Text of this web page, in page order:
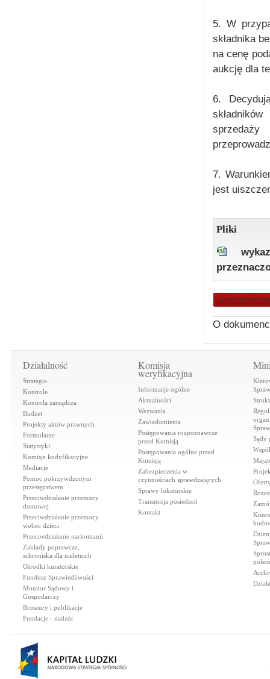
5. W
składnika
na cenę
aukcję dla
6.
7.
jest
Pliki
powrót do listy
O
Działalność
Strategia
Kontrole
Kontrola zarządcza
Budżet
Projekty aktów prawnych
Formularze
Statystyki
Komisje kodyfikacyjne
Mediacje
Pomoc pokrzywdzonym
przestępstwem
Przeciwdziałanie przemocy
domowej
Przeciwdziałanie przemocy
wobec dzieci
Przeciwdziałanie narkomanii
Zakłady poprawcze,
schroniska dla nieletnich
Ośrodki kuratorskie
Fundusz Sprawiedliwości
Monitor Sądowy i
Gospodarczy
Broszury i publikacje
Fundacje - nadzór
Komisja
weryfikacyjna
Informacje ogólne
Aktualności
Wezwania
Zawiadomienia
Postępowania rozpoznawcze
przed Komisją
Postępowania ogólne przed
Komisją
Zabezpieczenia w
czynnościach sprawdzających
Sprawy lokatorskie
Transmisja posiedzeń
Kontakt
Sądy